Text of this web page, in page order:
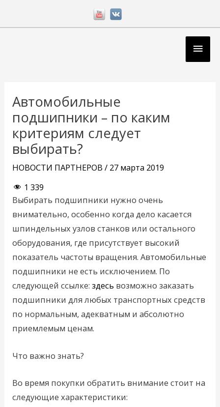
Автомобильные
подшипники – по каким
критериям следует
выбирать?
НОВОСТИ ПАРТНЕРОВ / 27 марта 2019
1 339
Выбирать подшипники нужно очень
внимательно, особенно когда дело касается
шпиндельных узлов станков или остального
оборудования, где присутствует высокий
показатель частоты вращения. Автомобильные
подшипники не есть исключением. По
следующей ссылке:здесь возможно заказать
подшипники для любых транспортных средств
по нормальным, адекватным и абсолютно
приемлемым ценам.
Что важно знать?
Во время покупки обратить внимание стоит на
следующие характеристики:
записям